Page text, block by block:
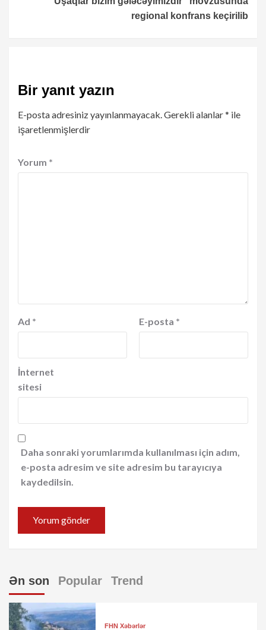
regional konfrans keçirilib
Bir yanıt yazın
E-posta adresiniz yayınlanmayacak.Gerekli alanlar* ile
işaretlenmişlerdir
Yorum *
Ad * E-posta *
İnternet
sitesi
Daha sonraki yorumlarımda kullanılması için adım,
e-posta adresim ve site adresim bu tarayıcıya
kaydedilsin.
Ən son Popular Trend
FHN Xəbərlər